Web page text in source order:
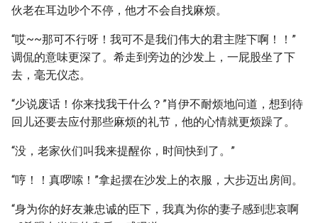
伙老在耳边吵个不停，他才不会自找麻烦。
“哎~~那可不行呀！我可不是我们伟大的君主陛下啊！！”
调侃的意味更深了。希走到旁边的沙发上，一屁股坐了下
去，毫无仪态。
“少说废话！你来找我干什么？”肖伊不耐烦地问道，想到待
回儿还要去应付那些麻烦的礼节，他的心情就更烦躁了。
“没，老家伙们叫我来提醒你，时间快到了。”
“哼！！真啰嗦！”拿起摆在沙发上的衣服，大步迈出房间。
“身为你的好友兼忠诚的臣下，我真为你的妻子感到悲哀啊